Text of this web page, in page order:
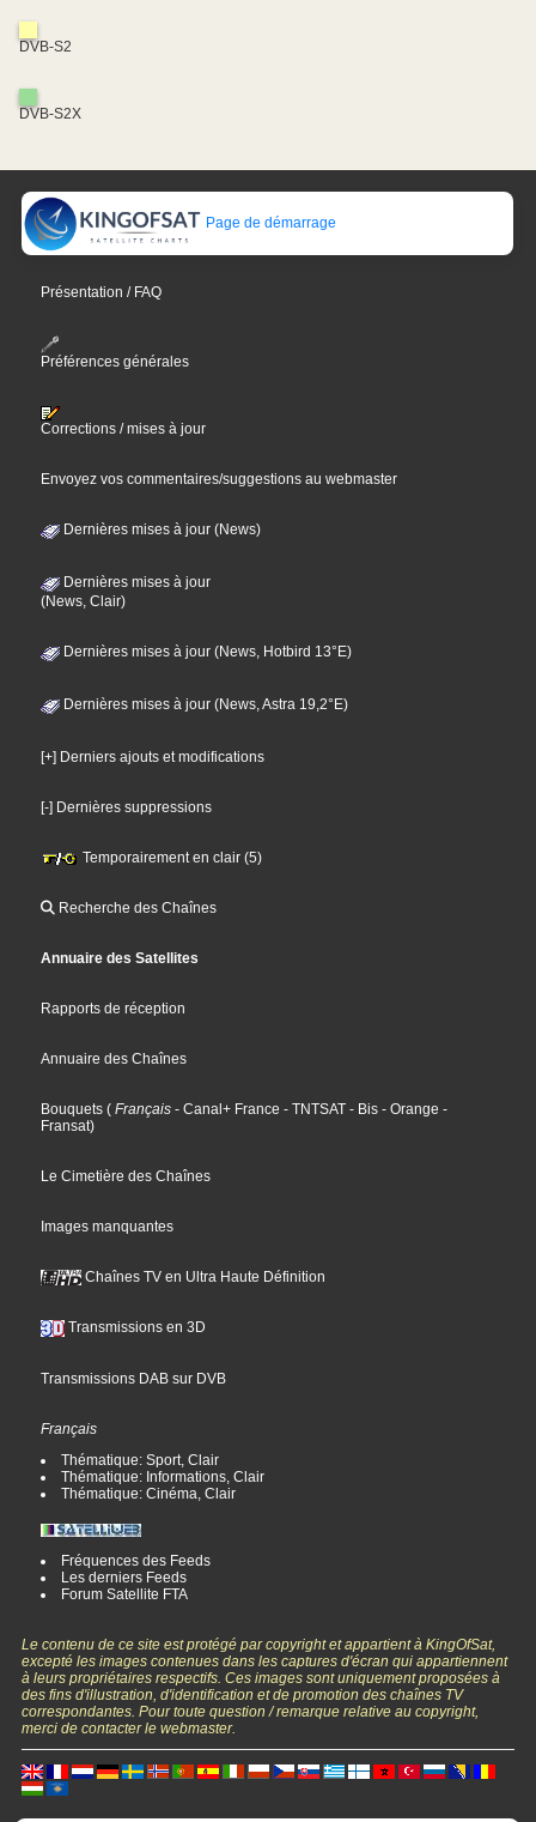
DVB-S2
DVB-S2X
Page de démarrage
Présentation / FAQ
Préférences générales
Corrections / mises à jour
Envoyez vos commentaires/suggestions au webmaster
Dernières mises à jour (News)
Dernières mises à jour
(News, Clair)
Dernières mises à jour (News, Hotbird 13°E)
Dernières mises à jour (News, Astra 19,2°E)
[+] Derniers ajouts et modifications
[-] Dernières suppressions
Temporairement en clair (5)
Recherche des Chaînes
Annuaire des Satellites
Rapports de réception
Annuaire des Chaînes
Bouquets ( Français - Canal+ France - TNTSAT - Bis - Orange -
Fransat)
Le Cimetière des Chaînes
Images manquantes
Chaînes TV en Ultra Haute Définition
Transmissions en 3D
Transmissions DAB sur DVB
Français
Thématique: Sport, Clair
Thématique: Informations, Clair
Thématique: Cinéma, Clair
Fréquences des Feeds
Les derniers Feeds
Forum Satellite FTA
Le contenu de ce site est protégé par copyright et appartient à KingOfSat,
excepté les images contenues dans les captures d'écran qui appartiennent
à leurs propriétaires respectifs. Ces images sont uniquement proposées à
des fins d'illustration, d'identification et de promotion des chaînes TV
correspondantes. Pour toute question / remarque relative au copyright,
merci de contacter le webmaster.